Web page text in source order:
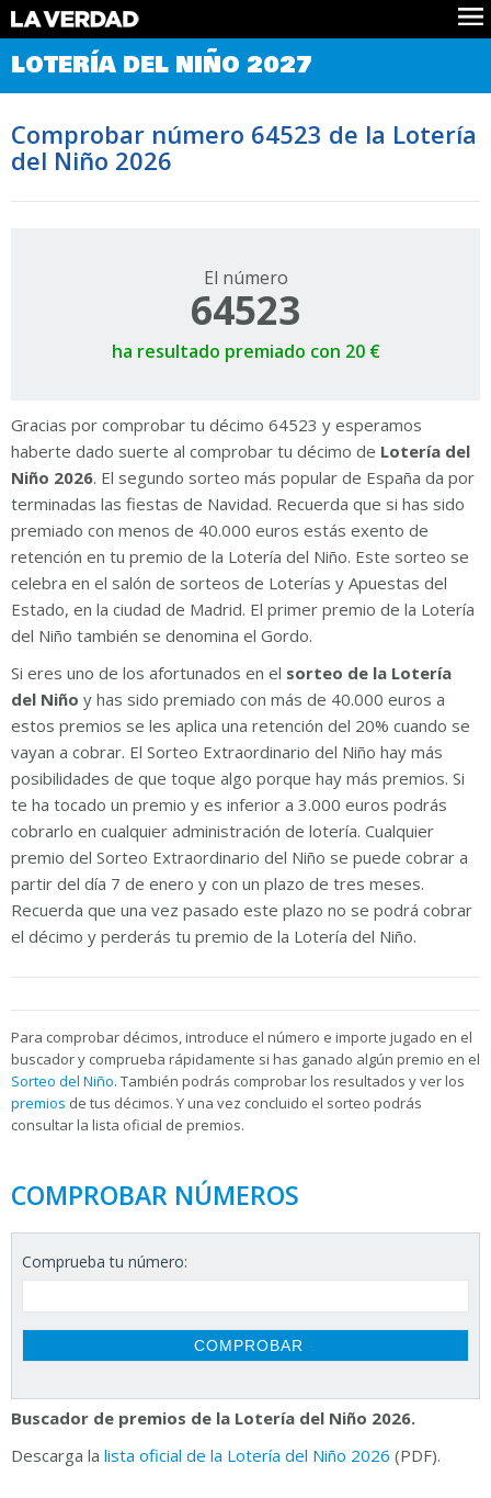
Comprobar Loteria del Niño
Premios
Noticias
Datos
Historia
LOTERÍA DEL NIÑO 2027
Comprobar número 64523 de la Lotería
del Niño 2026
El número
64523
ha resultado premiado con 20 €
Gracias por comprobar tu décimo 64523 y esperamos
haberte dado suerte al comprobar tu décimo de Lotería del
Niño 2026. El segundo sorteo más popular de España da por
terminadas las fiestas de Navidad. Recuerda que si has sido
premiado con menos de 40.000 euros estás exento de
retención en tu premio de la Lotería del Niño. Este sorteo se
celebra en el salón de sorteos de Loterías y Apuestas del
Estado, en la ciudad de Madrid. El primer premio de la Lotería
del Niño también se denomina el Gordo.
Si eres uno de los afortunados en el sorteo de la Lotería
del Niño y has sido premiado con más de 40.000 euros a
estos premios se les aplica una retención del 20% cuando se
vayan a cobrar. El Sorteo Extraordinario del Niño hay más
posibilidades de que toque algo porque hay más premios. Si
te ha tocado un premio y es inferior a 3.000 euros podrás
cobrarlo en cualquier administración de lotería. Cualquier
premio del Sorteo Extraordinario del Niño se puede cobrar a
partir del día 7 de enero y con un plazo de tres meses.
Recuerda que una vez pasado este plazo no se podrá cobrar
el décimo y perderás tu premio de la Lotería del Niño.
Para comprobar décimos, introduce el número e importe jugado en el
buscador y comprueba rápidamente si has ganado algún premio en el
Sorteo del Niño. También podrás comprobar los resultados y ver los
premios de tus décimos. Y una vez concluido el sorteo podrás
consultar la lista oficial de premios.
COMPROBAR NÚMEROS
Comprueba tu número:
Buscador de premios de la Lotería del Niño 2026.
Descarga la lista oficial de la Lotería del Niño 2026 (PDF).